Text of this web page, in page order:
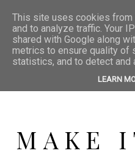
MAKE
This site uses cookies
and to analyze traffic. Your
shared with Google along
metrics to ensure quality of
statistics, and to detect and
LEARN